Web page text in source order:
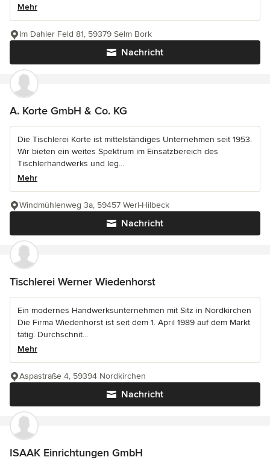
Mehr
Nachricht
Im Dahler Feld 81, 59379 Selm Bork
A. Korte GmbH & Co. KG
Die Tischlerei Korte ist mittelständiges Unternehmen seit 1953.
Wir bieten ein weites Spektrum im Einsatzbereich des
Tischlerhandwerks und leg...
Mehr
Nachricht
Windmühlenweg 3a, 59457 Werl-Hilbeck
Tischlerei Werner Wiedenhorst
Ein modernes Handwerksunternehmen mit Sitz in Nordkirchen
Die Firma Wiedenhorst ist seit dem 1. April 1989 auf dem Markt
tätig. Durchschnit...
Mehr
Nachricht
Aspastraße 4, 59394 Nordkirchen
ISAAK Einrichtungen GmbH